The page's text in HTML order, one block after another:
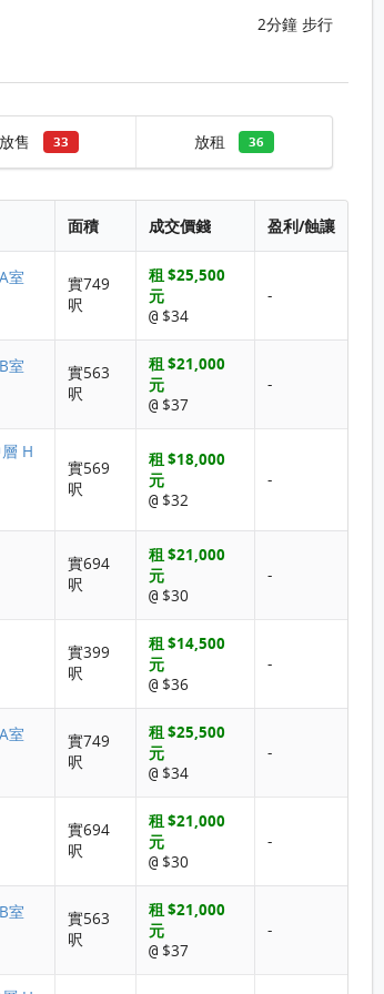
2分鐘 步行
售 33 放租 36
面積 成交價錢 盈利/蝕讓
室
實749
呎
租 $25,500
元
@ $34
-
室
實563
呎
租 $21,000
元
@ $37
-
H
實569
呎
租 $18,000
元
@ $32
-
實694
呎
租 $21,000
元
@ $30
-
實399
呎
租 $14,500
元
@ $36
-
室
實749
呎
租 $25,500
元
@ $34
-
實694
呎
租 $21,000
元
@ $30
-
室
實563
呎
租 $21,000
元
@ $37
-